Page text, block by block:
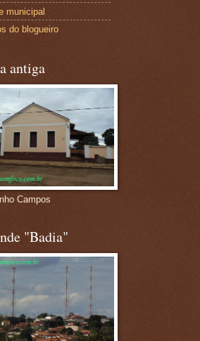
municipal
do blogueiro
antiga
Campos
"Badia"